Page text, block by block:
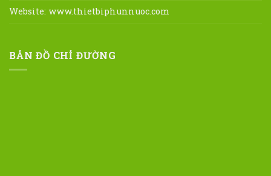
Website: www.thietbiphunnuoc.com
BẢN ĐỒ CHỈ ĐƯỜNG